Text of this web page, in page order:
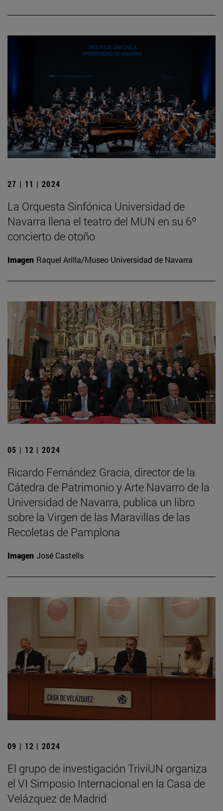
27 | 11 | 2024
La Orquesta Sinfónica Universidad de
Navarra llena el teatro del MUN en su 6º
concierto de otoño
Imagen Raquel Arilla/Museo Universidad de Navarra
05 | 12 | 2024
Ricardo Fernández Gracia, director de la
Cátedra de Patrimonio y Arte Navarro de la
Universidad de Navarra, publica un libro
sobre la Virgen de las Maravillas de las
Recoletas de Pamplona
Imagen José Castells
09 | 12 | 2024
El grupo de investigación TriviUN organiza
el VI Simposio Internacional en la Casa de
Velázquez de Madrid